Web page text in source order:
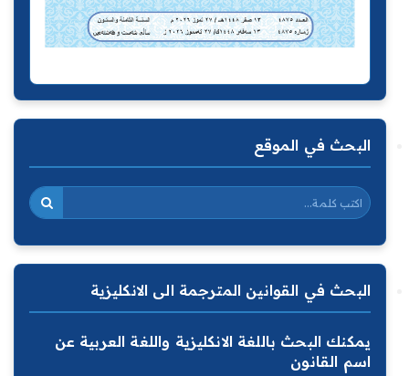
البحث في الموقع
البحث في القوانين المترجمة الى الانكليزية
يمكنك البحث باللغة الانكليزية واللغة العربية عن
اسم القانون